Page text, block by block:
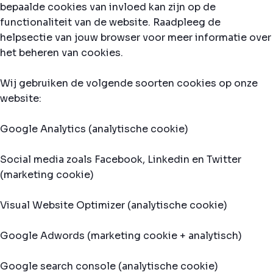
bepaalde cookies van invloed kan zijn op de
functionaliteit van de website. Raadpleeg de
helpsectie van jouw browser voor meer informatie over
het beheren van cookies.
Wij gebruiken de volgende soorten cookies op onze
website:
Google Analytics (analytische cookie)
Social media zoals Facebook, Linkedin en Twitter
(marketing cookie)
Visual Website Optimizer (analytische cookie)
Google Adwords (marketing cookie + analytisch)
Google search console (analytische cookie)